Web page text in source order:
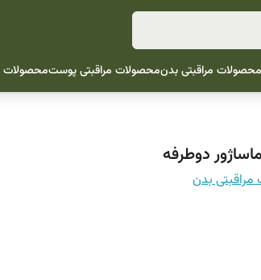
محصولات مراقبتی بدنمحصولات مراقبتی پوستمحصولات
دوطرفه
بدن